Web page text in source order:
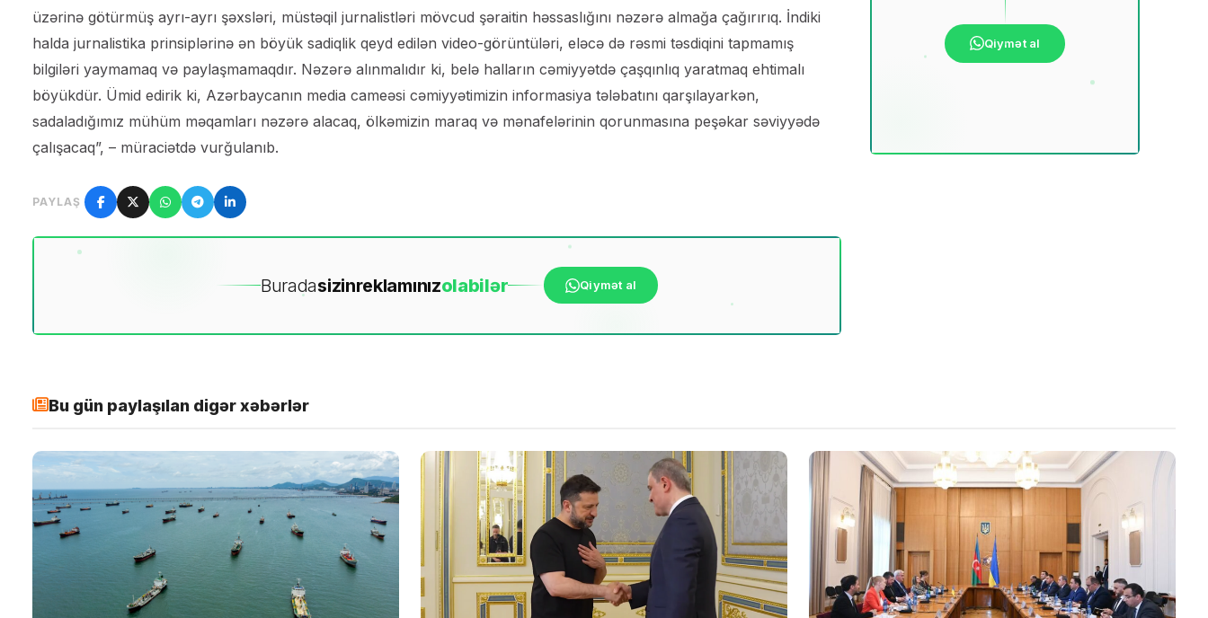
üzərinə götürmüş ayrı-ayrı şəxsləri, müstəqil jurnalistləri mövcud şəraitin həssaslığını nəzərə almağa çağırırıq. İndiki
halda jurnalistika prinsiplərinə ən böyük sadiqlik qeyd edilən video-görüntüləri, eləcə də rəsmi təsdiqini tapmamış
bilgiləri yaymamaq və paylaşmamaqdır. Nəzərə alınmalıdır ki, belə halların cəmiyyətdə çaşqınlıq yaratmaq ehtimalı
böyükdür. Ümid edirik ki, Azərbaycanın media cameəsi cəmiyyətimizin informasiya tələbatını qarşılayarkən,
sadaladığımız mühüm məqamları nəzərə alacaq, ölkəmizin maraq və mənafelərinin qorunmasına peşəkar səviyyədə
çalışacaq”, – müraciətdə vurğulanıb.
PAYLAŞ
Buradasizinreklamınızolabilər Qiymət al
Qiymət al
Bu gün paylaşılan digər xəbərlər